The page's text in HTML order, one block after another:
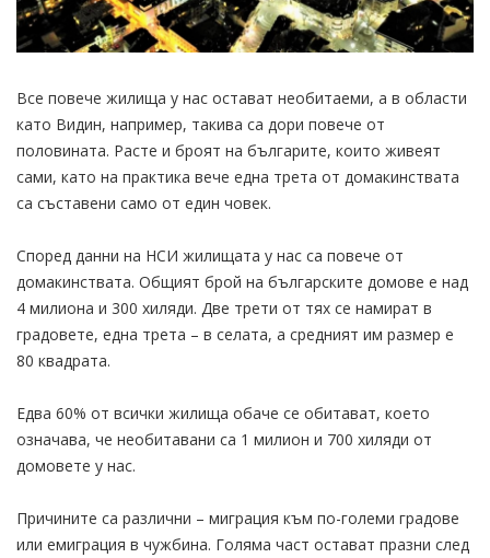
Все повече жилища у нас остават необитаеми, а в области
като Видин, например, такива са дори повече от
половината. Расте и броят на българите, които живеят
сами, като на практика вече една трета от домакинствата
са съставени само от един човек.
Според данни на НСИ жилищата у нас са повече от
домакинствата. Общият брой на българските домове е над
4 милиона и 300 хиляди. Две трети от тях се намират в
градовете, една трета – в селата, а средният им размер е
80 квадрата.
Едва 60% от всички жилища обаче се обитават, което
означава, че необитавани са 1 милион и 700 хиляди от
домовете у нас.
Причините са различни – миграция към по-големи градове
или емиграция в чужбина. Голяма част остават празни след